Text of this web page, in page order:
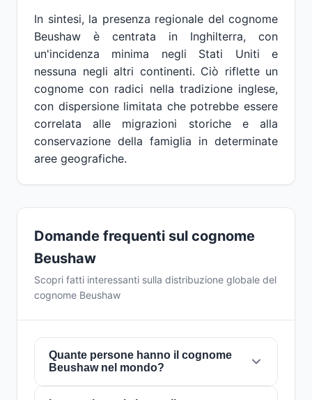
In sintesi, la presenza regionale del cognome
Beushaw è centrata in Inghilterra, con
un'incidenza minima negli Stati Uniti e
nessuna negli altri continenti. Ciò riflette un
cognome con radici nella tradizione inglese,
con dispersione limitata che potrebbe essere
correlata alle migrazioni storiche e alla
conservazione della famiglia in determinate
aree geografiche.
Domande frequenti sul cognome
Beushaw
Scopri fatti interessanti sulla distribuzione globale del
cognome Beushaw
Quante persone hanno il cognome
Beushaw nel mondo?